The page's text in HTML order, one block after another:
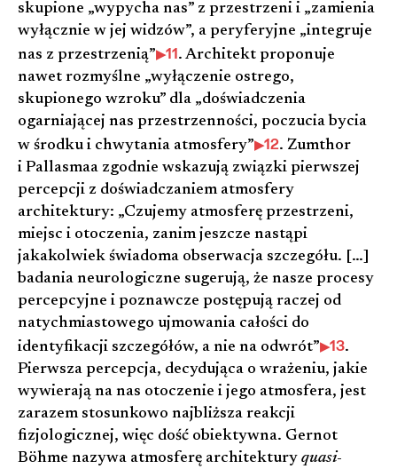
skupione „wypycha nas” z przestrzeni i „zamienia
wyłącznie w jej widzów”, a peryferyjne „integruje
nas z przestrzenią”
11. Architekt proponuje
nawet rozmyślne „wyłączenie ostrego,
skupionego wzroku” dla „doświadczenia
ogarniającej nas przestrzenności, poczucia bycia
w środku i chwytania atmosfery”
12. Zumthor
i Pallasmaa zgodnie wskazują związki pierwszej
percepcji z doświadczaniem atmosfery
architektury: „Czujemy atmosferę przestrzeni,
miejsc i otoczenia, zanim jeszcze nastąpi
jakakolwiek świadoma obserwacja szczegółu. […]
badania neurologiczne sugerują, że nasze procesy
percepcyjne i poznawcze postępują raczej od
natychmiastowego ujmowania całości do
identyfikacji szczegółów, a nie na odwrót”
13.
Pierwsza percepcja, decydująca o wrażeniu, jakie
wywierają na nas otoczenie i jego atmosfera, jest
zarazem stosunkowo najbliższa reakcji
fizjologicznej, więc dość obiektywna. Gernot
Böhme nazywa atmosferę architektury quasi-